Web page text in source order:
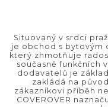
Situovaný v srdci
je obchod s bytovým
který zhmotňuje
současně funkčních
dodavatelů je
zakládá na
zákazníkovi příběh
COVEROVER